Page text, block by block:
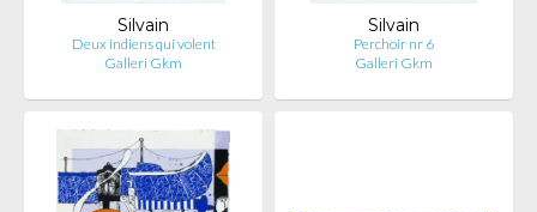
Silvain
Deux indiens qui volent
Galleri Gkm
Silvain
Perchoir nr 6
Galleri Gkm